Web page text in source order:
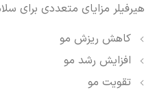
هیرفیلر مزایای متعددی برای
کاهش ریزش مو
افزایش رشد مو
تقویت مو